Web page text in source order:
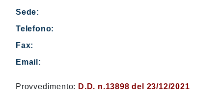
Sede:
Telefono:
Fax:
Email:
Provvedimento: D.D. n.13898 del 23/12/2021